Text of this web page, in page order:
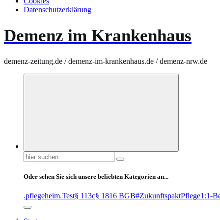
Datenschutzerklärung
Demenz im Krankenhaus
demenz-zeitung.de / demenz-im-krankenhaus.de / demenz-nrw.de
Suchen
nach:
Oder sehen Sie sich unsere beliebten Kategorien an...
.pflegeheim.Test§ 113c§ 1816 BGB#ZukunftspaktPflege1:1-